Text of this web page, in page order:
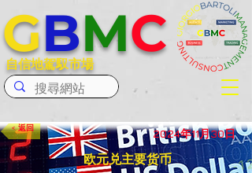
自信地駕馭市場
GBMC
< 返回 2024年11月30日
欧元兑主要货币